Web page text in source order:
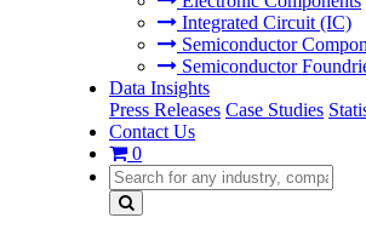
Integrated Circuit (IC)
Semiconductor
Semiconductor
Data Insights
Press Releases Case Studies
Contact Us
0